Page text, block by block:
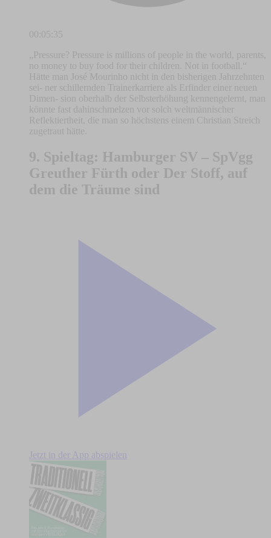
00:05:35
„Pressure? Pressure is millions of people in the world, parents,
no money to buy food for their children. Not in football.“
Hätte man José Mourinho nicht in den bisherigen Jahrzehnten
sei- ner schillernden Trainerkarriere als Erfinder einer neuen
Dimen- sion oberhalb der Selbsterhöhung kennengelernt, man
könnte fast dahinschmelzen vor solch weltmännischer
Reflektiertheit, die man so höchstens einem Christian Streich
zugetraut hätte.
9. Spieltag: Hamburger SV – SpVgg
Greuther Fürth oder Der Stoff, auf
dem die Träume sind
Jetzt in der App abspielen